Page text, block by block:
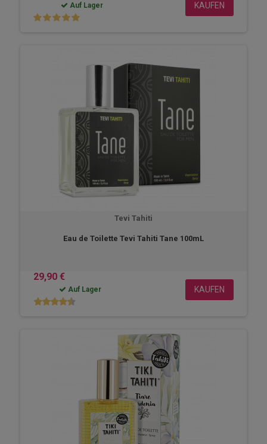
Auf Lager KAUFEN
Tevi Tahiti
Eau de Toilette Tevi Tahiti Tane 100mL
29,90 €
Auf Lager KAUFEN